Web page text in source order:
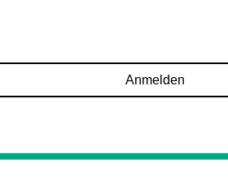
Anmelden